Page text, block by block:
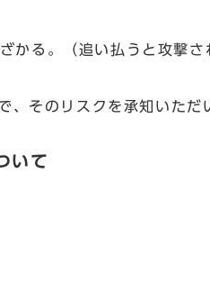
かる。（追い払うと攻撃さ
、そのリスクを承知いただ
いて